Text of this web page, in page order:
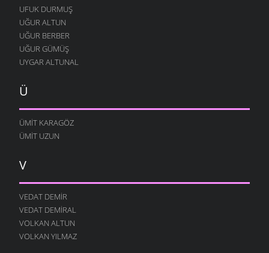
UFUK DURMUŞ
UĞUR ALTUN
UĞUR BERBER
UĞUR GÜMÜŞ
UYGAR ALTUNAL
Ü
ÜMIT KARAGÖZ
ÜMIT UZUN
V
VEDAT DEMIR
VEDAT DEMIRAL
VOLKAN ALTUN
VOLKAN YILMAZ